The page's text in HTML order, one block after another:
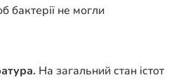
бактерії не могли
На загальний стан істот